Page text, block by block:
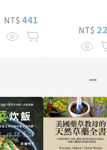
NT$ 441
NT$